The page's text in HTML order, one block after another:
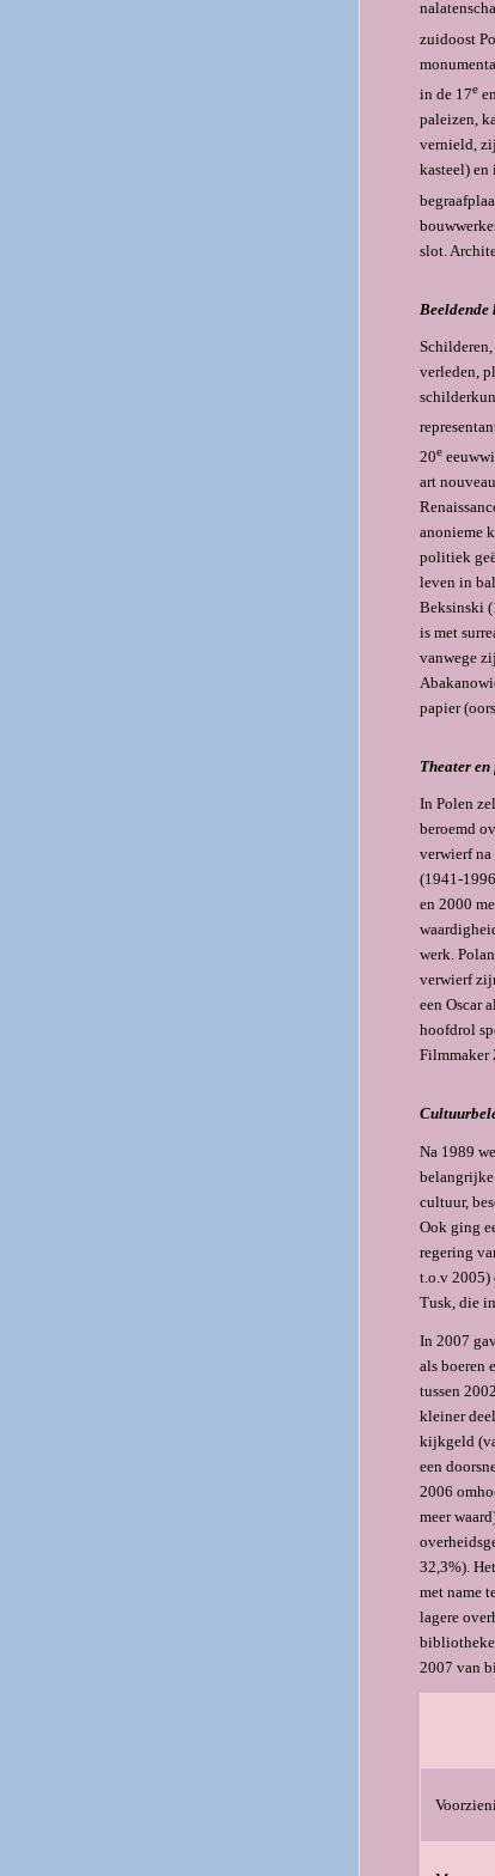
zuidoost
in de 17e
paleizen,
vernield,
kasteel) en
slot.
Beeldende
verleden,
20e
art
anonieme
politiek
leven in
Beksinski
is met
vanwege
papier
Theater
In Polen
beroemd
verwierf
(1941-
en 2000
werk.
verwierf
een Oscar
hoofdrol
Filmmaker
Na 1989
belangrijke
cultuur,
Ook ging
regering
t.o.v 2005)
Tusk, die
In 2007
als boeren
tussen
kleiner
kijkgeld
een
2006
meer
32,3%).
met name
lagere
2007 van